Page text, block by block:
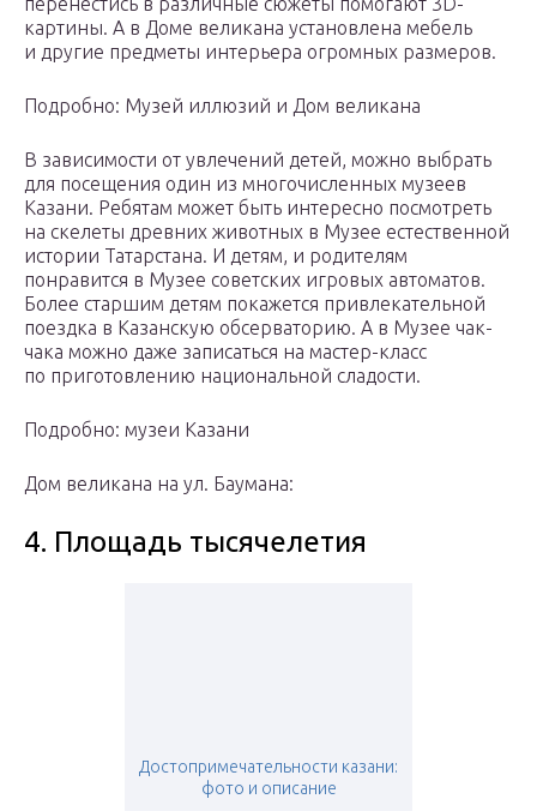
картины. А в Доме великана установлена мебель
и другие предметы интерьера огромных размеров.
Подробно: Музей иллюзий и Дом великана
В зависимости от увлечений детей, можно выбрать
для посещения один из многочисленных музеев
Казани. Ребятам может быть интересно посмотреть
на скелеты древних животных в Музее естественной
истории Татарстана. И детям, и родителям
понравится в Музее советских игровых автоматов.
Более старшим детям покажется привлекательной
поездка в Казанскую обсерваторию. А в Музее чак-
чака можно даже записаться на мастер-класс
по приготовлению национальной сладости.
Подробно: музеи Казани
Дом великана на ул. Баумана:
4. Площадь тысячелетия
Достопримечательности казани:
фото и описание